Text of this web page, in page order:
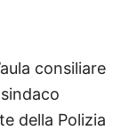
consiliare
della Polizia